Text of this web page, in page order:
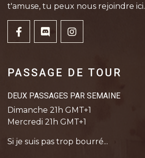
t'amuse, tu peux nous rejoindre ici.
PASSAGE DE TOUR
DEUX PASSAGES PAR SEMAINE
Dimanche 21h GMT+1
Mercredi 21h GMT+1
Si je suis pas trop bourré...